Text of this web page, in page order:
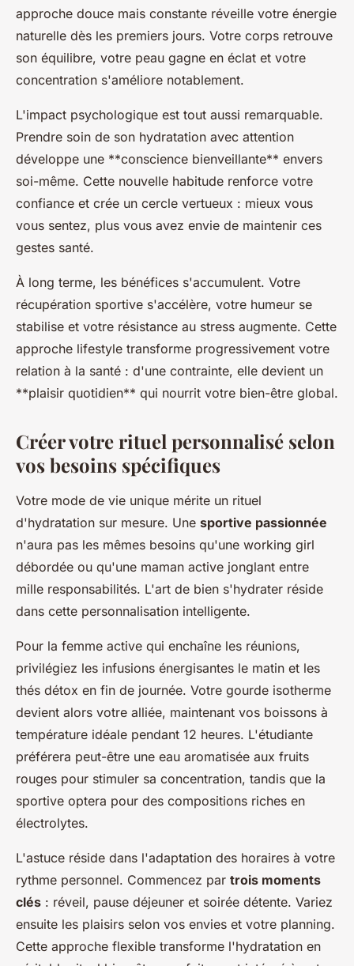
approche douce mais constante réveille votre énergie
naturelle dès les premiers jours. Votre corps retrouve
son équilibre, votre peau gagne en éclat et votre
concentration s'améliore notablement.
L'impact psychologique est tout aussi remarquable.
Prendre soin de son hydratation avec attention
développe une **conscience bienveillante** envers
soi-même. Cette nouvelle habitude renforce votre
confiance et crée un cercle vertueux : mieux vous
vous sentez, plus vous avez envie de maintenir ces
gestes santé.
À long terme, les bénéfices s'accumulent. Votre
récupération sportive s'accélère, votre humeur se
stabilise et votre résistance au stress augmente. Cette
approche lifestyle transforme progressivement votre
relation à la santé : d'une contrainte, elle devient un
**plaisir quotidien** qui nourrit votre bien-être global.
Créer votre rituel personnalisé selon
vos besoins spécifiques
Votre mode de vie unique mérite un rituel
d'hydratation sur mesure. Une sportive passionnée
n'aura pas les mêmes besoins qu'une working girl
débordée ou qu'une maman active jonglant entre
mille responsabilités. L'art de bien s'hydrater réside
dans cette personnalisation intelligente.
Pour la femme active qui enchaîne les réunions,
privilégiez les infusions énergisantes le matin et les
thés détox en fin de journée. Votre gourde isotherme
devient alors votre alliée, maintenant vos boissons à
température idéale pendant 12 heures. L'étudiante
préférera peut-être une eau aromatisée aux fruits
rouges pour stimuler sa concentration, tandis que la
sportive optera pour des compositions riches en
électrolytes.
L'astuce réside dans l'adaptation des horaires à votre
rythme personnel. Commencez par trois moments
clés : réveil, pause déjeuner et soirée détente. Variez
ensuite les plaisirs selon vos envies et votre planning.
Cette approche flexible transforme l'hydratation en